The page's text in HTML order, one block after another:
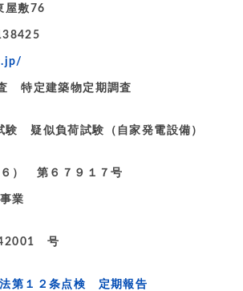
屋敷76
特定建築物定期調査
疑似負荷試験（自家発電設備）
） 第６７９１７号
業
号
第１２条点検 定期報告